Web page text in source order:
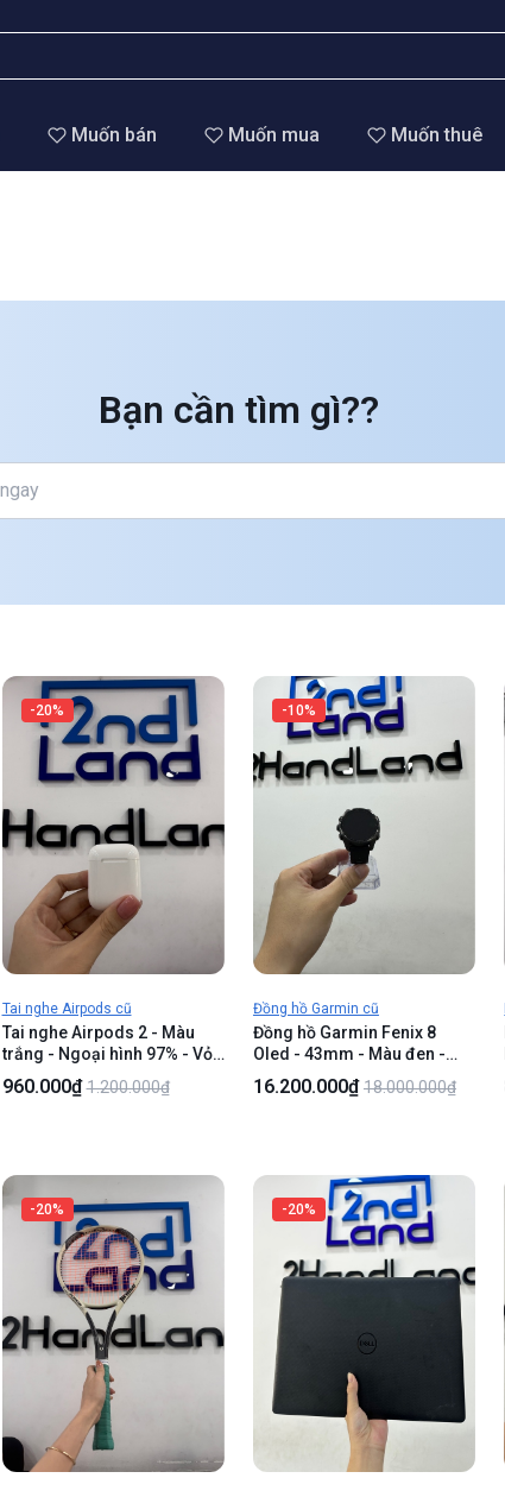
Muốn bán Muốn mua Muốn thuê
Bạn cần tìm gì??
-20%
Tai nghe Airpods cũ
Tai nghe Airpods 2 - Màu
trắng - Ngoại hình 97% - Vỏ
móp, 2 tai nứt với móp nhẹ -
Body
960.000₫1.200.000₫
-10%
Đồng hồ Garmin cũ
Đồng hồ Garmin Fenix 8
Oled - 43mm - Màu đen -
Ngoại hình 98% - Kèm sạc +
Box
16.200.000₫18.000.000₫
-20% -20%